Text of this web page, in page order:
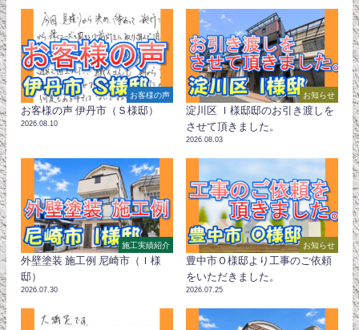
お客様の声
お客様の声 伊丹市（Ｓ様邸）
2026.08.10
お知らせ
淀川区 Ｉ様邸邸のお引き渡しを
させて頂きました。
2026.08.03
施工実績紹介
外壁塗装 施工例 尼崎市（Ｉ様
邸）
2026.07.30
お知らせ
豊中市Ｏ様邸より工事のご依頼
をいただきました。
2026.07.25